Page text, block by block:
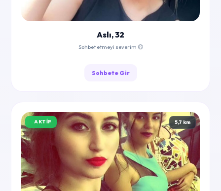
Aslı, 32
Sohbet etmeyi severim 😊
Sohbete Gir
AKTIF 5,7 km